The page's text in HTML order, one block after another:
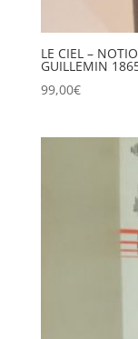
LE CIEL –
GUILLEMIN
99,00€